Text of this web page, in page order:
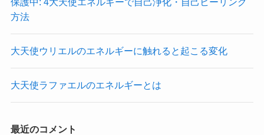
方法
大天使ウリエルのエネルギーに触れると起こる変化
大天使ラファエルのエネルギーとは
最近のコメント